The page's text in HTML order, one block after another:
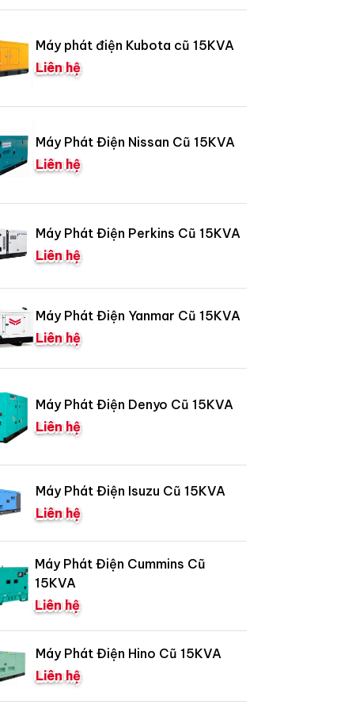
Máy phát điện Kubota cũ 15KVA
Liên hệ
Máy Phát Điện Nissan Cũ 15KVA
Liên hệ
Máy Phát Điện Perkins Cũ 15KVA
Liên hệ
Máy Phát Điện Yanmar Cũ 15KVA
Liên hệ
Máy Phát Điện Denyo Cũ 15KVA
Liên hệ
Máy Phát Điện Isuzu Cũ 15KVA
Liên hệ
Máy Phát Điện Cummins Cũ
15KVA
Liên hệ
Máy Phát Điện Hino Cũ 15KVA
Liên hệ